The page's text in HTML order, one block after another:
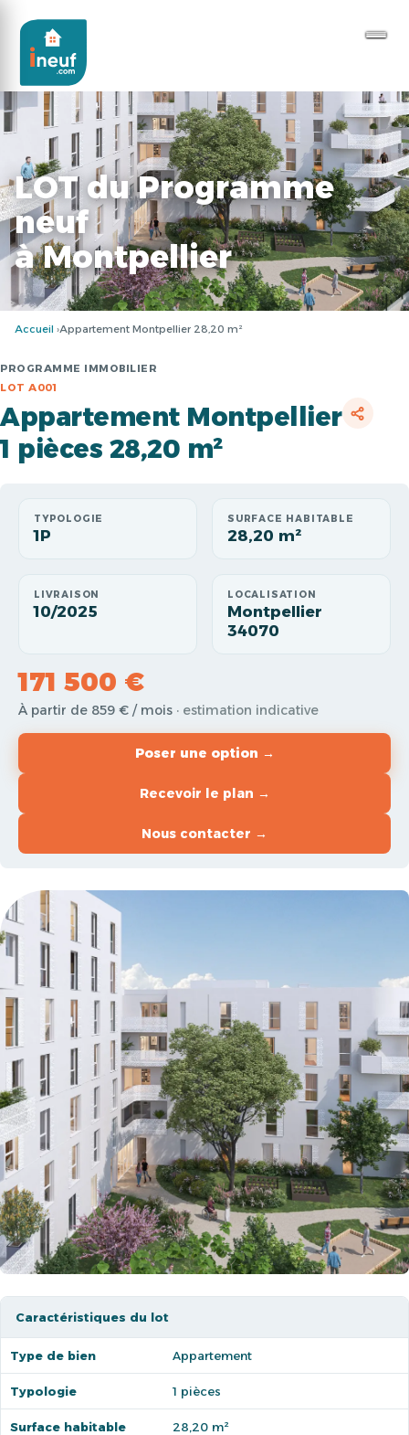
LOT du Programme
neuf
à Montpellier
Accueil Appartement Montpellier 28,20 m²
PROGRAMME IMMOBILIER
LOT A001
Appartement Montpellier
1 pièces 28,20 m²
TYPOLOGIE
1P
SURFACE HABITABLE
28,20 m²
LIVRAISON
10/2025
LOCALISATION
Montpellier
34070
171 500 €
À partir de 859 € / mois · estimation indicative
Poser une option →
Recevoir le plan →
Nous contacter →
Caractéristiques du lot
Type de bien Appartement
Typologie 1 pièces
Surface habitable 28,20 m²